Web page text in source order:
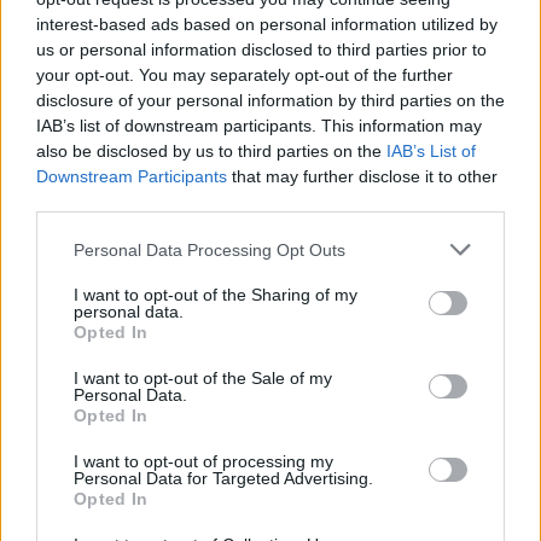
interest-based ads based on personal information utilized by
us or personal information disclosed to third parties prior to
your opt-out. You may separately opt-out of the further
disclosure of your personal information by third parties on the
IAB’s list of downstream participants. This information may
also be disclosed by us to third parties on the IAB’s List of
Downstream Participants that may further disclose it to other
Please note that this website/app uses one or more Google
not limited to your visit or usage behaviour. You may click to
grant or deny consent to Google and its third-party tags to
use your data for below specified purposes in below Google
consent section.
Personal Data Processing Opt Outs
I want to opt-out of the Sharing of my
personal data.
Opted In
I want to opt-out of the Sale of my
Personal Data.
Opted In
I want to opt-out of processing my
Personal Data for Targeted Advertising.
Opted In